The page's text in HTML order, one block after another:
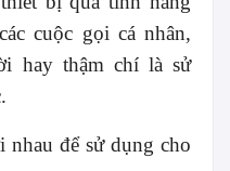
cuộc gọi cá nhân,
hay thậm chí là sử
để sử dụng cho